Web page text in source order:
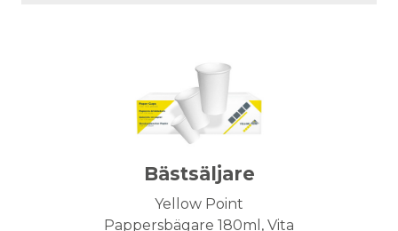
Bästsäljare
Yellow Point
Pappersbägare 180ml, Vita